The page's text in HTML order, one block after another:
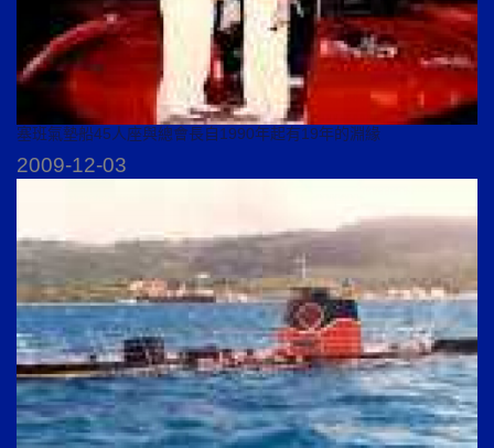
塞班氣墊船45人座與總會長自1990年起有19年的淵緣
2009-12-03